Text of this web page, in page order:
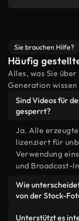
Sie brauchen Hilfe?
Häufig
Alles, was Sie
Generation wissen
Sind Videos für
gesperrt?
Ja. Alle
lizenziert für
Verwendung
und Broadcast-
Wie
von der Stock-
Unterstützt es